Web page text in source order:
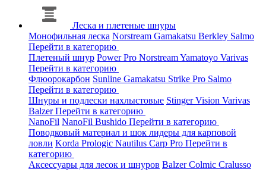
Леска и плетеные шнуры
Монофильная леска Norstream Gamakatsu Berkley Salmo
Перейти в категорию
Плетеный шнур Power Pro NorstreamYamatoyo Varivas
Перейти в категорию
Флюорокарбон Sunline Gamakatsu Strike Pro Salmo
Перейти в категорию
Шнуры и подлески нахлыстовые StingerVision Varivas
BalzerПерейти в категорию
NanoFil NanoFil Bushido Перейти в категорию
Поводковый материал и шок лидеры для карповой
ловли Korda Prologic Nautilus Carp Pro Перейти в
категорию
Аксессуары для лесок и шнуров BalzerColmic Cralusso